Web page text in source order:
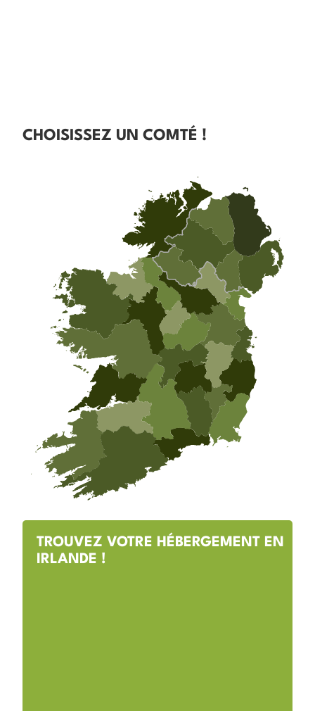
CHOISISSEZ UN COMTÉ !
TROUVEZ VOTRE HÉBERGEMENT EN
IRLANDE !